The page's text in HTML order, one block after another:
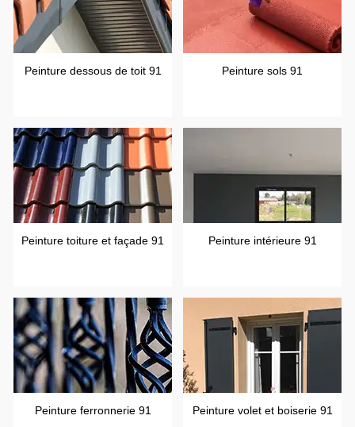
Peinture dessous de toit 91 Peinture sols 91
Peinture toiture et façade 91 Peinture intérieure 91
Peinture ferronnerie 91 Peinture volet et boiserie 91